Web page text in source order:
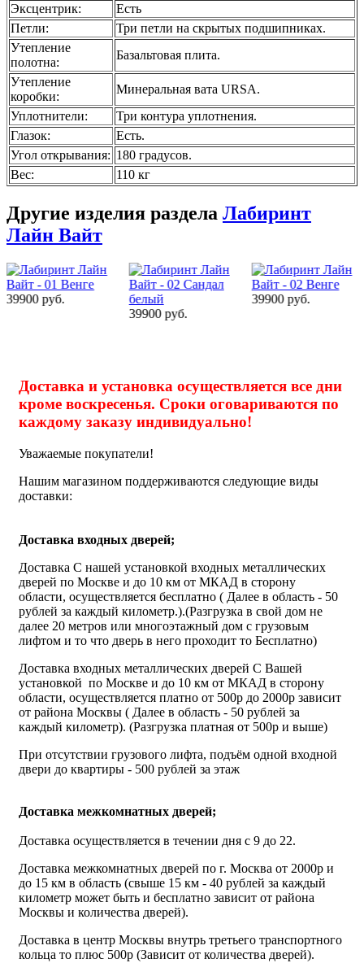
Эксцентрик:
Есть
Петли:
Три петли на скрытых подшипниках.
Утепление
полотна:
Базальтовая плита.
Утепление
коробки:
Минеральная вата URSA.
Уплотнители:
Три контура уплотнения.
Глазок:
Есть.
Угол открывания: 180 градусов.
Вес: 110 кг
Другие изделия раздела Лабиринт
Лайн Вайт
39900 руб.
Доставка и установка осуществляется все дни
кроме воскресенья. Сроки оговариваются по
каждому заказу индивидуально!
Уважаемые покупатели!
Нашим магазином поддерживаются следующие виды
доставки:
Доставка входных дверей;
Доставка С нашей установкой входных металлических
дверей по Москве и до 10 км от МКАД в сторону
области, осуществляется бесплатно ( Далее в область - 50
рублей за каждый километр.).(Разгрузка в свой дом не
далее 20 метров или многоэтажный дом с грузовым
лифтом и то что дверь в него проходит то Бесплатно)
Доставка входных металлических дверей С Вашей
установкой по Москве и до 10 км от МКАД в сторону
области, осуществляется платно от 500р до 2000р зависит
от района Москвы ( Далее в область - 50 рублей за
каждый километр). (Разгрузка платная от 500р и выше)
При отсутствии грузового лифта, подъём одной входной
двери до квартиры - 500 рублей за этаж
Доставка межкомнатных дверей;
Доставка осуществляется в течении дня с 9 до 22.
Доставка межкомнатных дверей по г. Москва от 2000р и
до 15 км в область (свыше 15 км - 40 рублей за каждый
километр может быть и бесплатно зависит от района
Москвы и количества дверей).
Доставка в центр Москвы внутрь третьего транспортного
кольца то плюс 500р (Зависит от количества дверей).